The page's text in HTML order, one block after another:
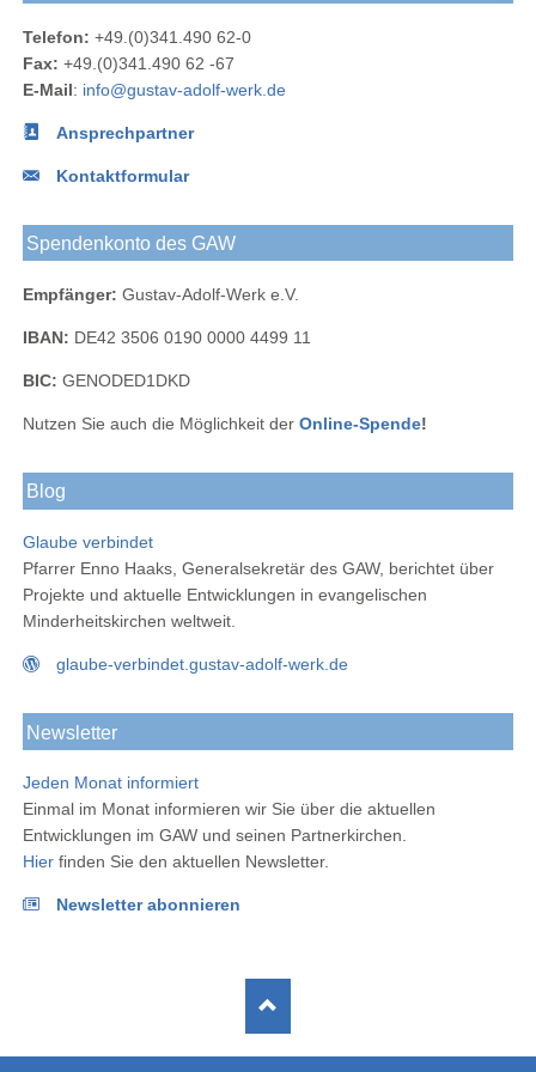
Telefon: +49.(0)341.490 62-0
Fax: +49.(0)341.490 62 -67
E-Mail: info@gustav-adolf-werk.de
Ansprechpartner
Kontaktformular
Spendenkonto des GAW
Empfänger: Gustav-Adolf-Werk e.V.
IBAN: DE42 3506 0190 0000 4499 11
BIC: GENODED1DKD
Nutzen Sie auch die Möglichkeit der Online-Spende!
Blog
Glaube verbindet
Pfarrer Enno Haaks, Generalsekretär des GAW, berichtet über
Projekte und aktuelle Entwicklungen in evangelischen
Minderheitskirchen weltweit.
glaube-verbindet.gustav-adolf-werk.de
Newsletter
Jeden Monat informiert
Einmal im Monat informieren wir Sie über die aktuellen
Entwicklungen im GAW und seinen Partnerkirchen.
Hierfinden Sie den aktuellen Newsletter.
Newsletter abonnieren